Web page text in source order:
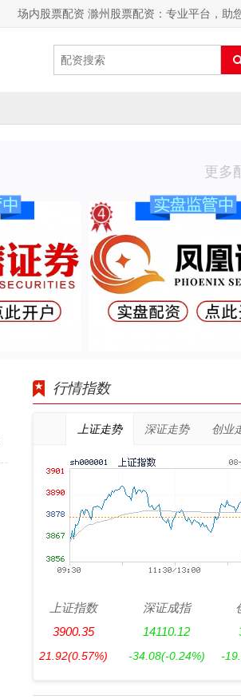
场内股票配资 滁州股票配资：专业平台，助
更多
行情指数
上证走势 深证走势 创业
上证指数
3900.35
21.92(0.57%)
深证成指
14110.12
-34.08(-0.24%) -